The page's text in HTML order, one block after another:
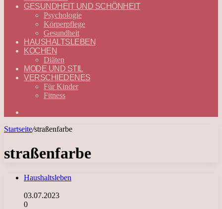
GESUNDHEIT UND SCHÖNHEIT
Psychologie
Körperpflege
Gesundheit
HAUSHALTSLEBEN
KOCHEN
Diäten
MODE UND STIL
VERSCHIEDENES
Für Kinder
Fitness
Startseite/straßenfarbe
straßenfarbe
Haushaltsleben
03.07.2023
0